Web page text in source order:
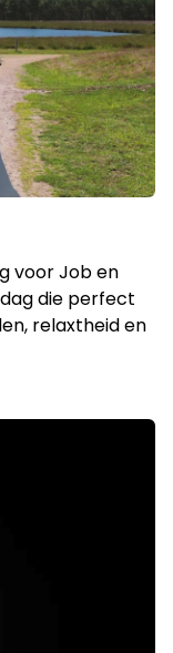
voor Job en
die perfect
relaxtheid en